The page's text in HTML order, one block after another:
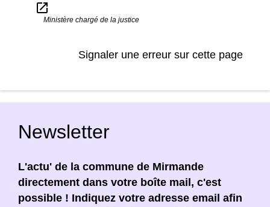
open_in_new
Ministère chargé de la justice
Signaler une erreur sur cette page
Newsletter
L'actu' de la commune de Mirmande
directement dans votre boîte mail, c'est
possible ! Indiquez votre adresse email afin